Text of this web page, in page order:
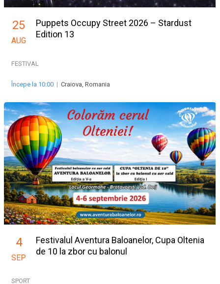
25
AUG
Puppets Occupy Street 2026 – Stardust
Edition 13
FESTIVAL
Începe la 10:00 | Craiova, Romania
4
SEP
Festivalul Aventura Baloanelor, Cupa Oltenia
de 10 la zbor cu balonul
SPORT